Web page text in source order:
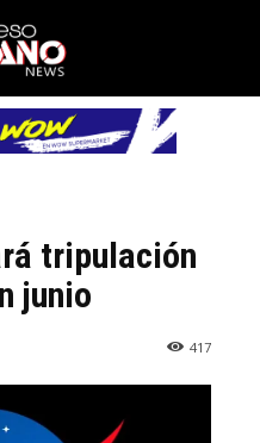
tripulación
junio
417